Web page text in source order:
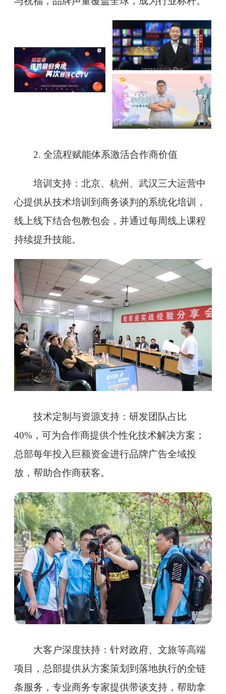
2. 全流程赋能体系激活合作商价值
培训支持：北京、杭州、武汉三大运营中
心提供从技术培训到商务谈判的系统化培训，
线上线下结合包教包会，并通过每周线上课程
持续提升技能。
技术定制与资源支持：研发团队占比
40%，可为合作商提供个性化技术解决方案；
总部每年投入巨额资金进行品牌广告全域投
放，帮助合作商获客。
大客户深度扶持：针对政府、文旅等高端
项目，总部提供从方案策划到落地执行的全链
条服务，专业商务专家提供带谈支持，帮助拿